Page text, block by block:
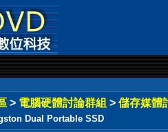
> 電腦硬體討論群組 > 儲存媒體
Dual Portable SSD